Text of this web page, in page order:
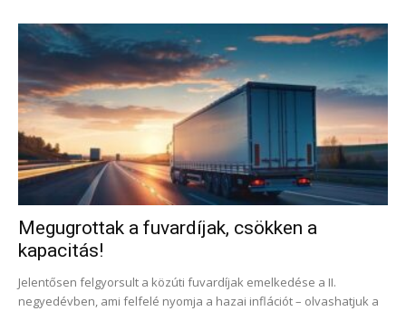
Megugrottak a fuvardíjak, csökken a
kapacitás!
Jelentősen felgyorsult a közúti fuvardíjak emelkedése a II.
negyedévben, ami felfelé nyomja a hazai inflációt – olvashatjuk a